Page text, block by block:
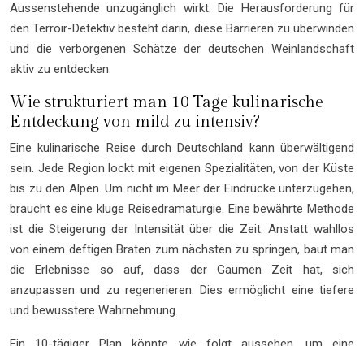
Aussenstehende unzugänglich wirkt. Die Herausforderung für
den Terroir-Detektiv besteht darin, diese Barrieren zu überwinden
und die verborgenen Schätze der deutschen Weinlandschaft
aktiv zu entdecken.
Wie strukturiert man 10 Tage kulinarische
Entdeckung von mild zu intensiv?
Eine kulinarische Reise durch Deutschland kann überwältigend
sein. Jede Region lockt mit eigenen Spezialitäten, von der Küste
bis zu den Alpen. Um nicht im Meer der Eindrücke unterzugehen,
braucht es eine kluge Reisedramaturgie. Eine bewährte Methode
ist die Steigerung der Intensität über die Zeit. Anstatt wahllos
von einem deftigen Braten zum nächsten zu springen, baut man
die Erlebnisse so auf, dass der Gaumen Zeit hat, sich
anzupassen und zu regenerieren. Dies ermöglicht eine tiefere
und bewusstere Wahrnehmung.